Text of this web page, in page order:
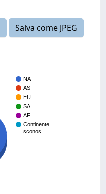
Salva come JPEG
NA
AS
EU
SA
AF
Continente
sconos…